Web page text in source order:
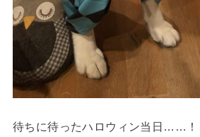
待ちに待ったハロウィン当日……！